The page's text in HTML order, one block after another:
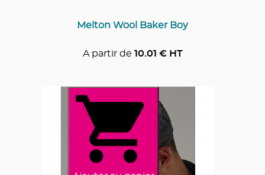
Melton Wool Baker Boy
A partir de 10.01 € HT